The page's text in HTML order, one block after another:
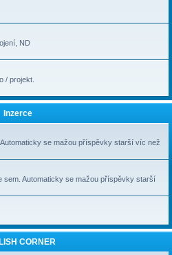
ND
/ projekt.
Inzerce
se mažou příspěvky starší víc než
sem. Automaticky se mažou příspěvky starší
CORNER